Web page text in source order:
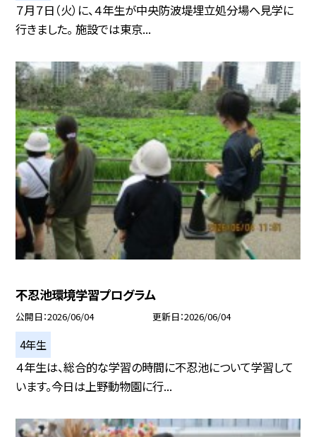
７月７日（火）に、４年生が中央防波堤埋立処分場へ見学に
行きました。 施設では東京...
不忍池環境学習プログラム
公開日 2026/06/04 更新日 2026/06/04
4年生
４年生は、総合的な学習の時間に不忍池について学習して
います。今日は上野動物園に行...